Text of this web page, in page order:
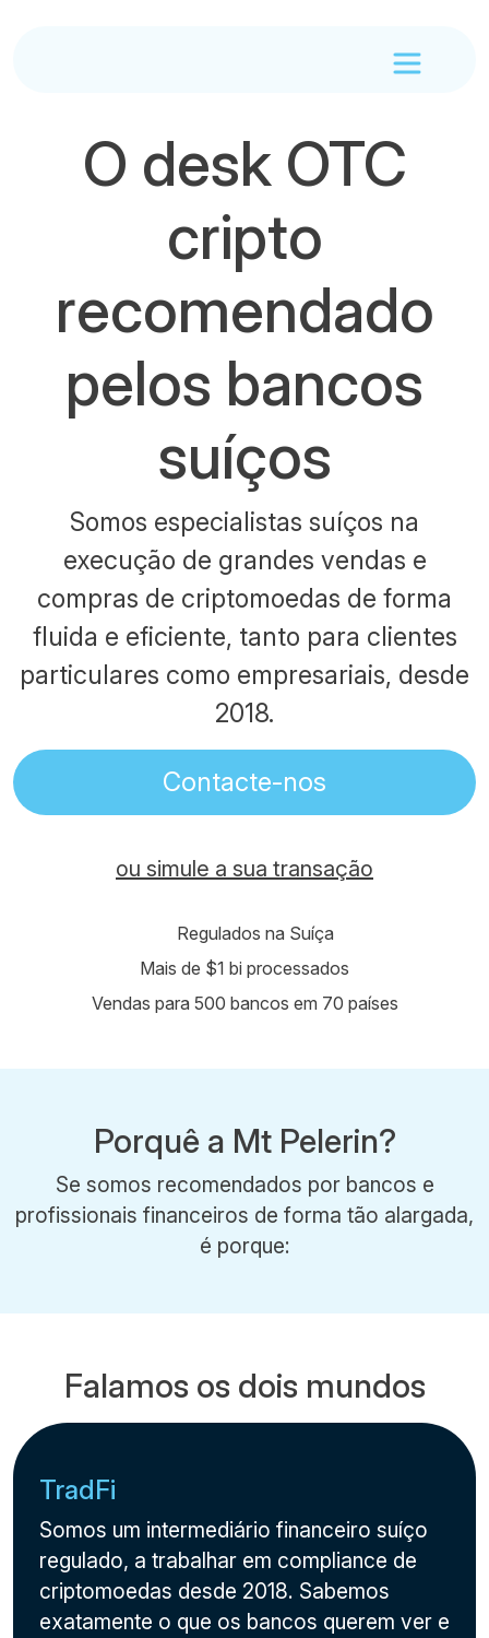
O desk OTC
cripto
recomendado
pelos bancos
suíços
Somos especialistas suíços na
execução de grandes vendas e
compras de criptomoedas de forma
fluida e eficiente, tanto para clientes
particulares como empresariais, desde
2018.
Contacte-nos
ou simule a sua transação
Regulados na Suíça
Mais de $1 bi processados
Vendas para 500 bancos em 70 países
Porquê a Mt Pelerin?
Se somos recomendados por bancos e
profissionais financeiros de forma tão alargada,
é porque:
Falamos os dois mundos
TradFi
Somos um intermediário financeiro suíço
regulado, a trabalhar em compliance de
criptomoedas desde 2018. Sabemos
exatamente o que os bancos querem ver e